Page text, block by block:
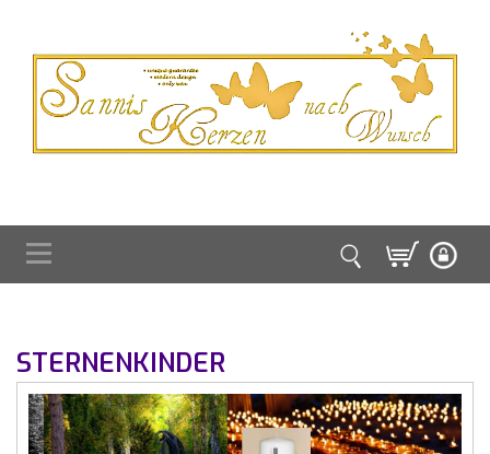
STERNENKINDER